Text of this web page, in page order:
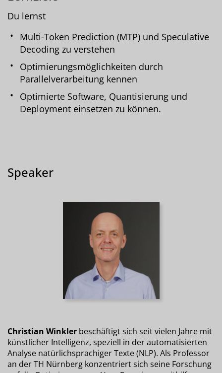
Du lernst
Multi-Token Prediction (MTP) und Speculative
Decoding zu verstehen
Optimierungsmöglichkeiten durch
Parallelverarbeitung kennen
Optimierte Software, Quantisierung und
Deployment einsetzen zu können.
Speaker
Christian Winkler beschäftigt sich seit vielen Jahre mit
künstlicher Intelligenz, speziell in der automatisierten
Analyse natürlichsprachiger Texte (NLP). Als Professor
an der TH Nürnberg konzentriert sich seine Forschung